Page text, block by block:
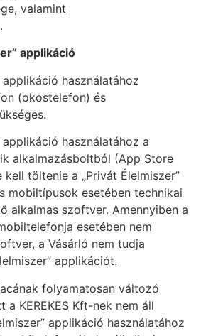
valamint
applikáció
applikáció használatához
(okostelefon) és
applikáció használatához a
alkalmazásboltból (App Store
töltenie a „Privát Élelmiszer”
mobiltípusok esetében technikai
alkalmas szoftver. Amennyiben a
esetében nem
a Vásárló nem tudja
applikációt.
folyamatosan változó
KEREKES Kft-nek nem áll
applikáció használatához